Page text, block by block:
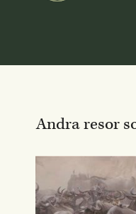
Andra resor